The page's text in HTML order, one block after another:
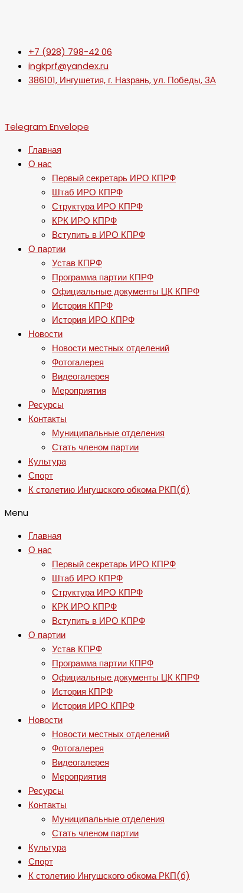
+7 (928) 798-42 06
ingkprf@yandex.ru
386101, Ингушетия, г. Назрань, ул. Победы, 3А
Telegram Envelope
Главная
О нас
Первый секретарь ИРО КПРФ
Штаб ИРО КПРФ
Структура ИРО КПРФ
КРК ИРО КПРФ
Вступить в ИРО КПРФ
О партии
Устав КПРФ
Программа партии КПРФ
Официальные документы ЦК КПРФ
История КПРФ
История ИРО КПРФ
Новости
Новости местных отделений
Фотогалерея
Видеогалерея
Мероприятия
Ресурсы
Контакты
Муниципальные отделения
Стать членом партии
Культура
Спорт
К столетию Ингушского обкома РКП(б)
Menu
Главная
О нас
Первый секретарь ИРО КПРФ
Штаб ИРО КПРФ
Структура ИРО КПРФ
КРК ИРО КПРФ
Вступить в ИРО КПРФ
О партии
Устав КПРФ
Программа партии КПРФ
Официальные документы ЦК КПРФ
История КПРФ
История ИРО КПРФ
Новости
Новости местных отделений
Фотогалерея
Видеогалерея
Мероприятия
Ресурсы
Контакты
Муниципальные отделения
Стать членом партии
Культура
Спорт
К столетию Ингушского обкома РКП(б)